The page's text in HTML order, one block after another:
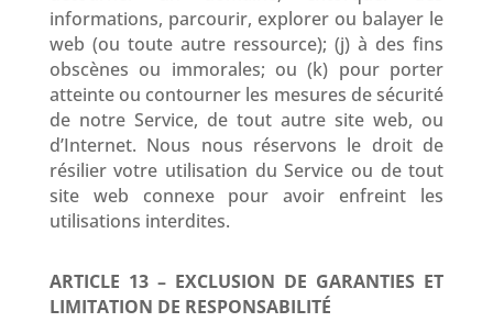
informations, parcourir, explorer ou balayer le
web (ou toute autre ressource); (j) à des fins
obscènes ou immorales; ou (k) pour porter
atteinte ou contourner les mesures de sécurité
de notre Service, de tout autre site web, ou
d’Internet. Nous nous réservons le droit de
résilier votre utilisation du Service ou de tout
site web connexe pour avoir enfreint les
utilisations interdites.
ARTICLE 13 – EXCLUSION DE GARANTIES ET
LIMITATION DE RESPONSABILITÉ